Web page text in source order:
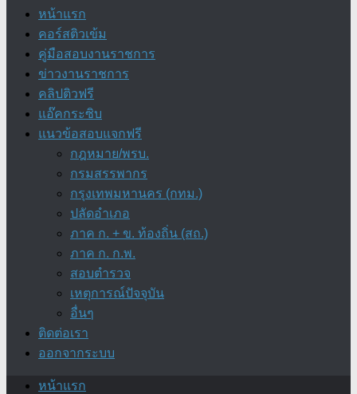
หน้าแรก
คอร์สติวเข้ม
คู่มือสอบงานราชการ
ข่าวงานราชการ
คลิปติวฟรี
แอ๊คกระซิบ
แนวข้อสอบแจกฟรี
กฎหมาย/พรบ.
กรมสรรพากร
กรุงเทพมหานคร (กทม.)
ปลัดอำเภอ
ภาค ก. + ข. ท้องถิ่น (สถ.)
ภาค ก. ก.พ.
สอบตำรวจ
เหตุการณ์ปัจจุบัน
อื่นๆ
ติดต่อเรา
ออกจากระบบ
หน้าแรก